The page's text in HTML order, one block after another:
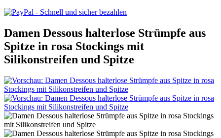
Damen Dessous halterlose Strümpfe aus
Spitze in rosa Stockings mit
Silikonstreifen und Spitze